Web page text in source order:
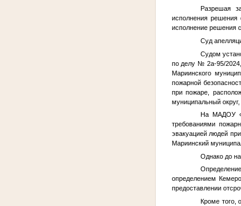
Разрешая
исполнения решения
исполнение решения
Суд
Судом
по делу № 2а-95/2024,
Мариинского
пожарной
при пожаре,
муниципальный
На МАДОУ
требованиями
эвакуацией людей
Мариинский
Однако до
определением
предоставлении
Кроме того,